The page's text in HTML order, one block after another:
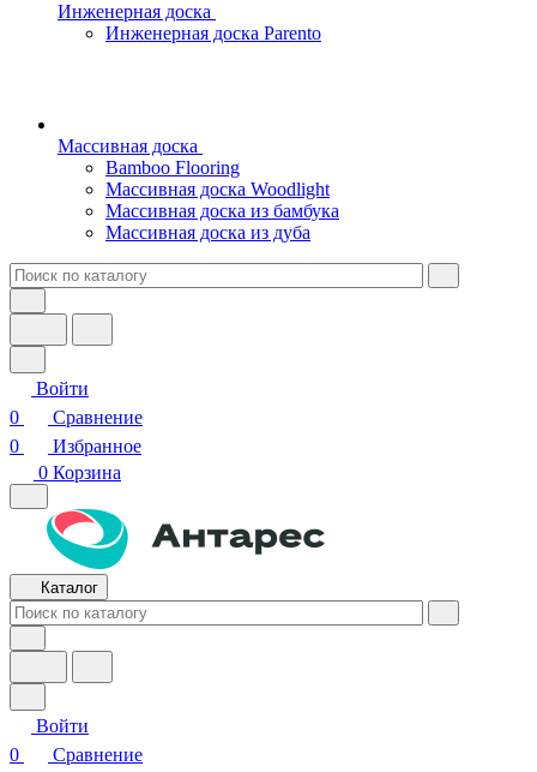
Инженерная доска
Инженерная доска Parento
Массивная доска
Bamboo Flooring
Массивная доска Woodlight
Массивная доска из бамбука
Массивная доска из дуба
Войти
0
Сравнение
0
Избранное
0 Корзина
Каталог
Войти
0
Сравнение